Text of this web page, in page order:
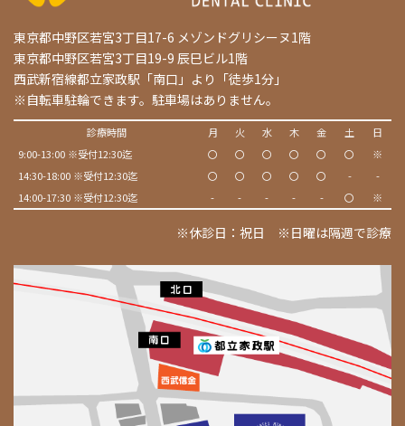
東京都中野区若宮3丁目17-6 メゾンドグリシーヌ1階
東京都中野区若宮3丁目19-9 辰巳ビル1階
西武新宿線都立家政駅「南口」より「徒歩1分」
※自転車駐輪できます。駐車場はありません。
診療時間 月 火 水 木 金 土
日
9:00-13:00 ※受付12:30迄
〇 〇 〇 〇 〇 〇
※
14:30-18:00 ※受付12:30迄
〇 〇 〇 〇 〇 -
-
14:00-17:30 ※受付12:30迄
- - - - - 〇 ※
※休診日：祝日 ※日曜は隔週で診療